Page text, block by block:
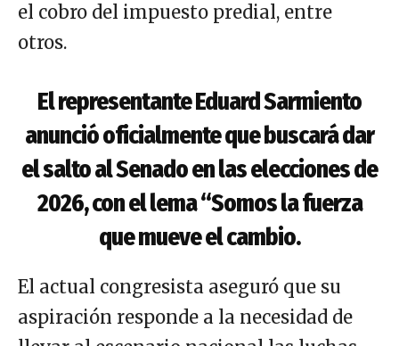
el cobro del impuesto predial, entre
otros.
El representante Eduard Sarmiento
anunció oficialmente que buscará dar
el salto al Senado en las elecciones de
2026, con el lema “Somos la fuerza
que mueve el cambio.
El actual congresista aseguró que su
aspiración responde a la necesidad de